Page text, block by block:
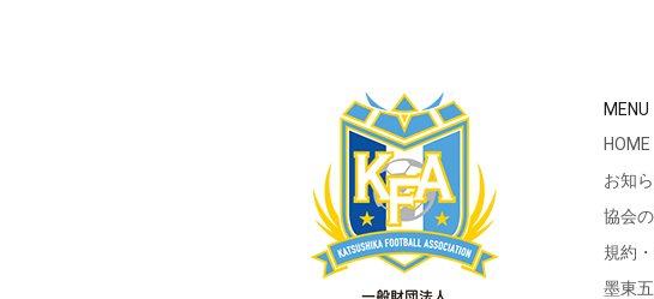
MENU
HOME
お知
協会
規約
墨東